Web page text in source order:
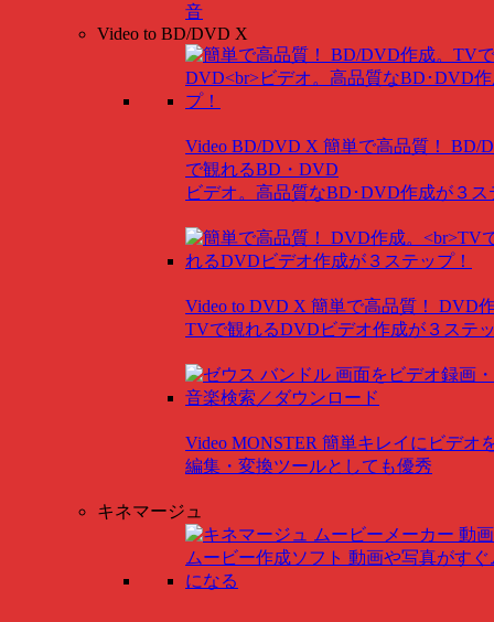
音
Video to BD/DVD X
Video BD/DVD X 簡単で高品質！ BD/
で観れるBD・DVD
ビデオ。高品質なBD･DVD作成が３ス
Video to DVD X 簡単で高品質！ DVD
TVで観れるDVDビデオ作成が３ステ
Video MONSTER 簡単キレイにビデオ
編集・変換ツールとしても優秀
キネマージュ